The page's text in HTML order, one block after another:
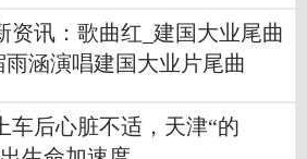
资讯：歌曲红_建国大业尾曲
雨涵演唱建国大业片尾曲
车后心脏不适，天津“的